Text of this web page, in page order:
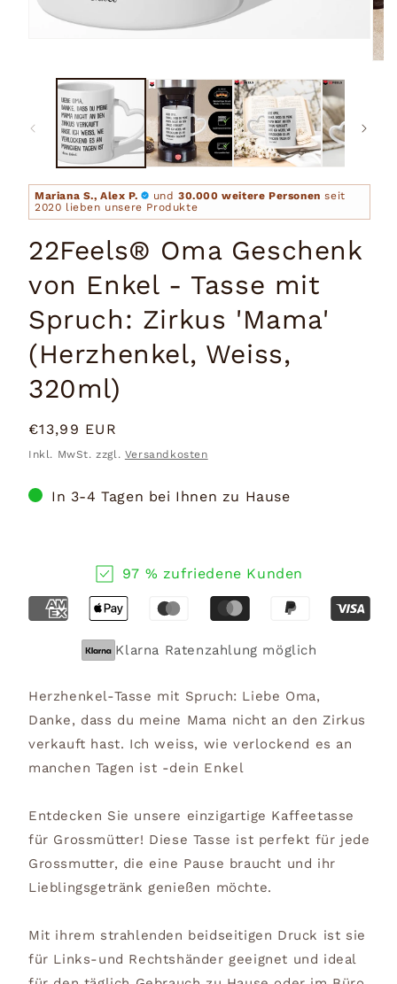
Modal
Mariana S., Alex P. und 30.000 weitere Personen seit
2020 lieben unsere Produkte
22Feels® Oma Geschenk
von Enkel - Tasse mit
Spruch: Zirkus 'Mama'
(Herzhenkel, Weiss,
320ml)
Normaler
Preis
€13,99 EUR
Inkl. MwSt. zzgl. Versandkosten
In 3-4 Tagen bei Ihnen zu Hause
97 % zufriedene Kunden
Klarna Ratenzahlung möglich
Herzhenkel-Tasse mit Spruch: Liebe Oma,
Danke, dass du meine Mama nicht an den Zirkus
verkauft hast. Ich weiss, wie verlockend es an
manchen Tagen ist -dein Enkel
Entdecken Sie unsere einzigartige Kaffeetasse
für Grossmütter! Diese Tasse ist perfekt für jede
Grossmutter, die eine Pause braucht und ihr
Lieblingsgetränk genießen möchte.
Mit ihrem strahlenden beidseitigen Druck ist sie
für Links-und Rechtshänder geeignet und ideal